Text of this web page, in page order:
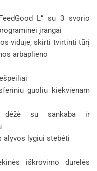
L“ su 3 svorio
įrangai
viduje, skirti tvirtinti tūrį
arbaplieno
guoliu kiekvienam
dėžė su sankaba ir
alyvos lygiui stebėti
iškrovimo durelės